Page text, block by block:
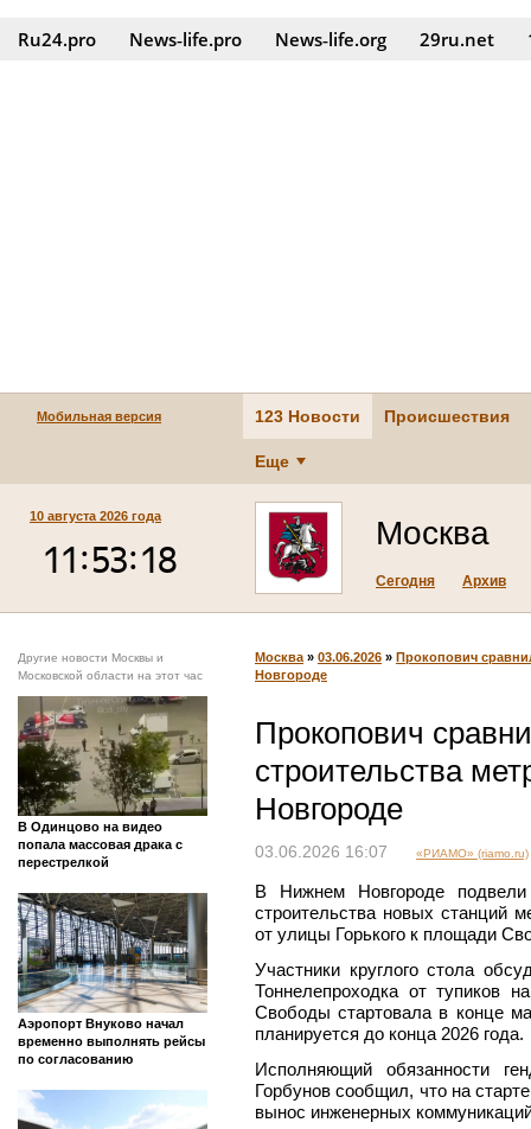
Ru24.pro News‑life.pro News‑life.org 29ru.net
Мобильная версия 123 Новости Происшествия
Еще
10 августа 2026 года Москва
Сегодня Архив
Другие новости Москвы и
Московской области на этот час
В Одинцово на видео
попала массовая драка с
перестрелкой
Аэропорт Внуково начал
временно выполнять рейсы
по согласованию
Москва » 03.06.2026 » Прокопович
Новгороде
Прокопович
строительства
Новгороде
03.06.2026 16:07 «РИАМО» (riamo.ru)
В Нижнем Новгороде
строительства новых станций
от улицы Горького к площади
Участники круглого стола
Тоннелепроходка от тупиков
Свободы стартовала в конце
планируется до конца 2026 года.
Исполняющий обязанности
Горбунов сообщил, что на
вынос инженерных